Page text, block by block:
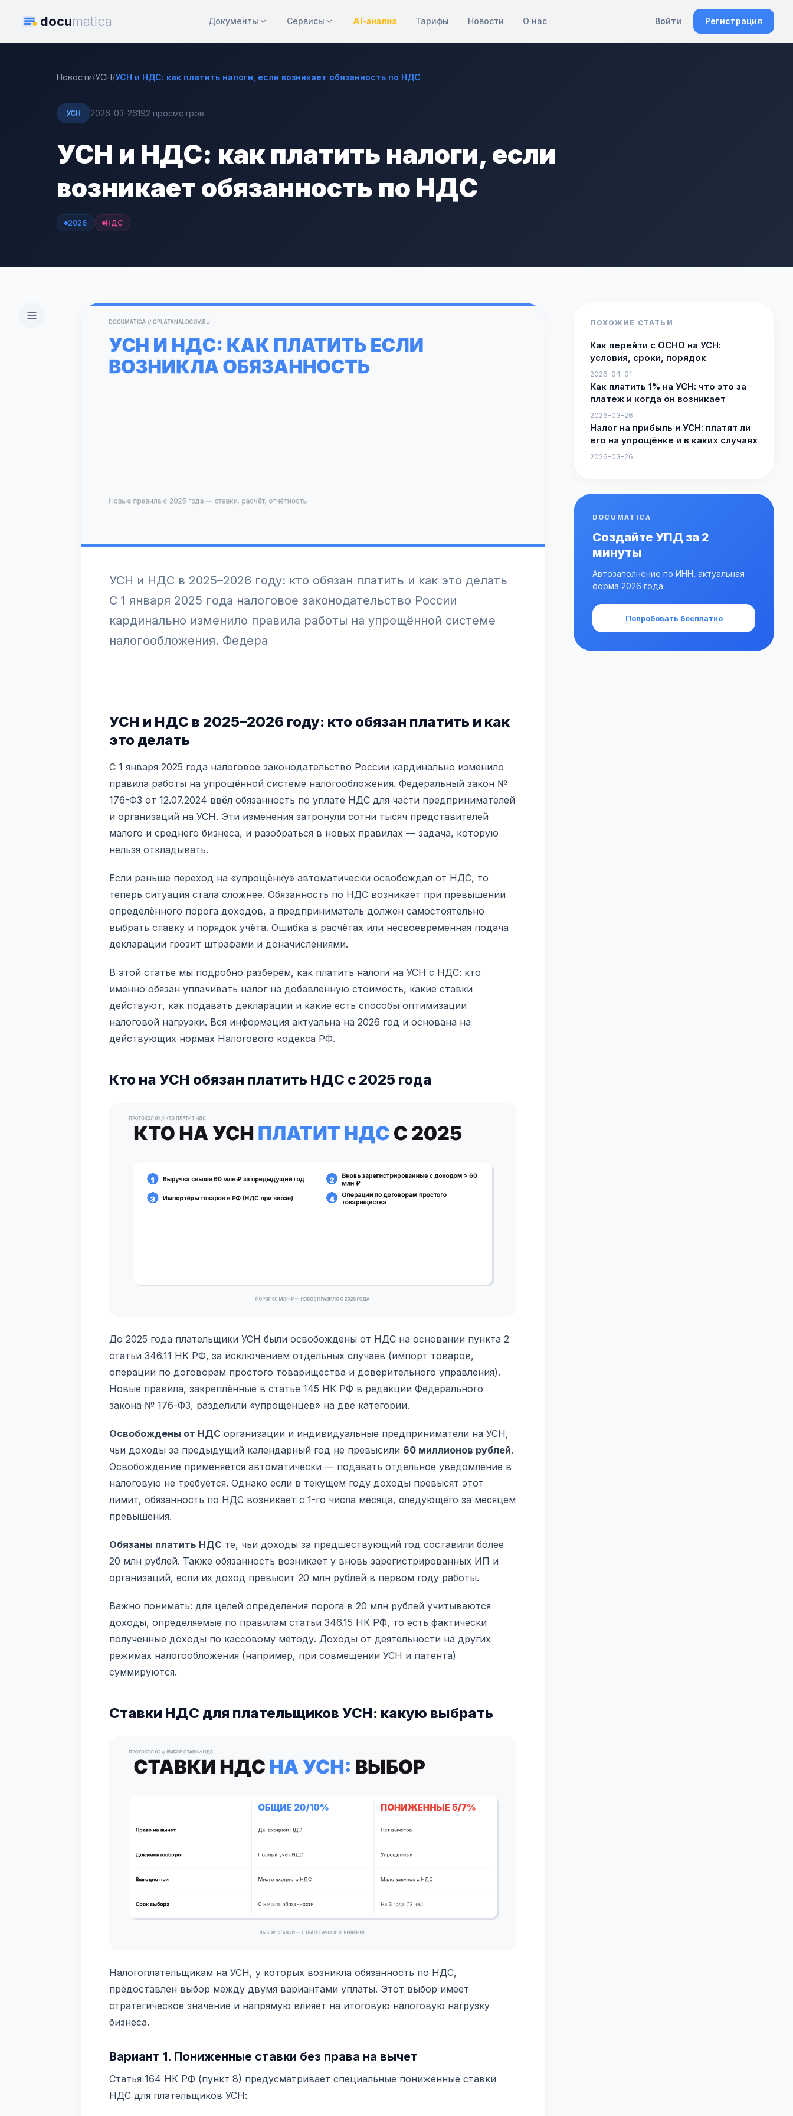
documatica Документы Сервисы AI-анализ Тарифы Новости О нас Войти Регистрация
Новости/УСН/УСН и НДС: как платить налоги, если возникает обязанность по НДС
УСН 2026-03-26192 просмотров
УСН и НДС: как платить налоги, если
возникает обязанность по НДС
2026 НДС
УСН и НДС в 2025–2026 году: кто обязан платить и как это делать
С 1 января 2025 года налоговое законодательство России
кардинально изменило правила работы на упрощённой системе
налогообложения. Федера
УСН и НДС в 2025–2026 году: кто обязан платить и как
это делать
С 1 января 2025 года налоговое законодательство России кардинально изменило
правила работы на упрощённой системе налогообложения. Федеральный закон №
176-ФЗ от 12.07.2024 ввёл обязанность по уплате НДС для части предпринимателей
и организаций на УСН. Эти изменения затронули сотни тысяч представителей
малого и среднего бизнеса, и разобраться в новых правилах — задача, которую
нельзя откладывать.
Если раньше переход на «упрощёнку» автоматически освобождал от НДС, то
теперь ситуация стала сложнее. Обязанность по НДС возникает при превышении
определённого порога доходов, а предприниматель должен самостоятельно
выбрать ставку и порядок учёта. Ошибка в расчётах или несвоевременная подача
декларации грозит штрафами и доначислениями.
В этой статье мы подробно разберём, как платить налоги на УСН с НДС: кто
именно обязан уплачивать налог на добавленную стоимость, какие ставки
действуют, как подавать декларации и какие есть способы оптимизации
налоговой нагрузки. Вся информация актуальна на 2026 год и основана на
действующих нормах Налогового кодекса РФ.
Кто на УСН обязан платить НДС с 2025 года
До 2025 года плательщики УСН были освобождены от НДС на основании пункта 2
статьи 346.11 НК РФ, за исключением отдельных случаев (импорт товаров,
операции по договорам простого товарищества и доверительного управления).
Новые правила, закреплённые в статье 145 НК РФ в редакции Федерального
закона № 176-ФЗ, разделили «упрощенцев» на две категории.
Освобождены от НДС организации и индивидуальные предприниматели на УСН,
чьи доходы за предыдущий календарный год не превысили 60 миллионов рублей.
Освобождение применяется автоматически — подавать отдельное уведомление в
налоговую не требуется. Однако если в текущем году доходы превысят этот
лимит, обязанность по НДС возникает с 1-го числа месяца, следующего за месяцем
превышения.
Обязаны платить НДС те, чьи доходы за предшествующий год составили более
20 млн рублей. Также обязанность возникает у вновь зарегистрированных ИП и
организаций, если их доход превысит 20 млн рублей в первом году работы.
Важно понимать: для целей определения порога в 20 млн рублей учитываются
доходы, определяемые по правилам статьи 346.15 НК РФ, то есть фактически
полученные доходы по кассовому методу. Доходы от деятельности на других
режимах налогообложения (например, при совмещении УСН и патента)
суммируются.
Ставки НДС для плательщиков УСН: какую выбрать
Налогоплательщикам на УСН, у которых возникла обязанность по НДС,
предоставлен выбор между двумя вариантами уплаты. Этот выбор имеет
стратегическое значение и напрямую влияет на итоговую налоговую нагрузку
бизнеса.
Вариант 1. Пониженные ставки без права на вычет
Статья 164 НК РФ (пункт 8) предусматривает специальные пониженные ставки
НДС для плательщиков УСН:
ПОХОЖИЕ СТАТЬИ
Как перейти с ОСНО на УСН:
условия, сроки, порядок
2026-04-01
Как платить 1% на УСН: что это за
платеж и когда он возникает
2026-03-26
Налог на прибыль и УСН: платят ли
его на упрощёнке и в каких случаях
2026-03-26
DOCUMATICA
Создайте УПД за 2
минуты
Автозаполнение по ИНН, актуальная
форма 2026 года
Попробовать бесплатно